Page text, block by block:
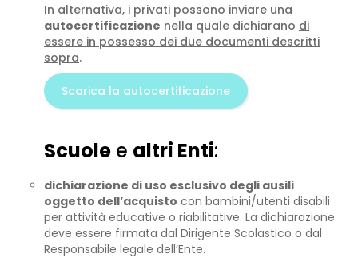
In alternativa, i privati possono inviare una
autocertificazione nella quale dichiarano di
essere in possesso dei due documenti descritti
sopra.
Scarica la autocertificazione
Scuole e altri Enti:
dichiarazione di uso esclusivo degli ausili
oggetto dell’acquisto con bambini/utenti disabili
per attività educative o riabilitative. La dichiarazione
deve essere firmata dal Dirigente Scolastico o dal
Responsabile legale dell’Ente.